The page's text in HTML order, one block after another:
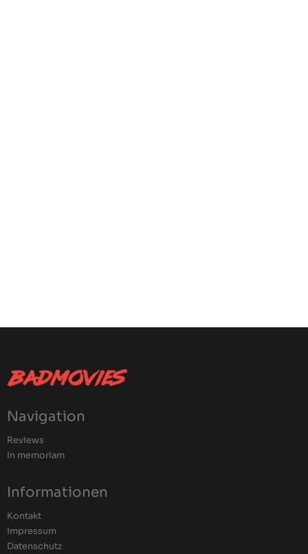
Navigation
Reviews
In memoriam
Informationen
Kontakt
Impressum
Datenschutz